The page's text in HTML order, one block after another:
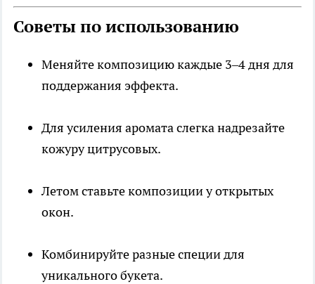
Советы по использованию
Меняйте композицию каждые 3–4 дня для
поддержания эффекта.
Для усиления аромата слегка надрезайте
кожуру цитрусовых.
Летом ставьте композиции у открытых
окон.
Комбинируйте разные специи для
уникального букета.